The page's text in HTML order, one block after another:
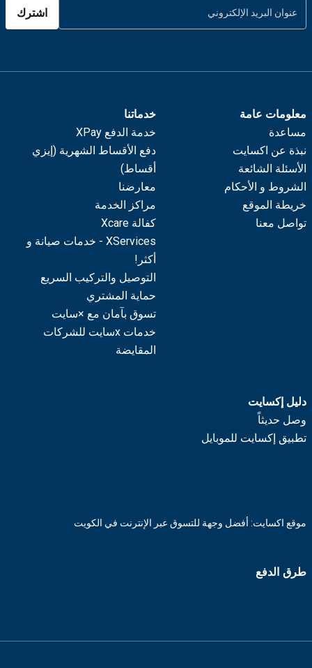
اشترك
معلومات عامة
مساعدة
نبذة عن اكسايت
الأسئلة الشائعة
الشروط و الأحكام
خريطة الموقع
تواصل معنا
خدماتنا
خدمة الدفع XPay
دفع الأقساط الشهرية (إيزي
أقساط)
معارضنا
مراكز الخدمة
كفالة Xcare
XServices - خدمات صيانة و
أكثر!
التوصيل والتركيب السريع
حماية المشتري
تسوق بآمان مع ×سايت
خدمات xسايت للشركات
المقايضة
دليل إكسايت
وصل حديثاً
تطبيق إكسايت للموبايل
موقع اكسايت: أفضل وجهة للتسوق عبر الإنترنت في الكويت
طرق الدفع